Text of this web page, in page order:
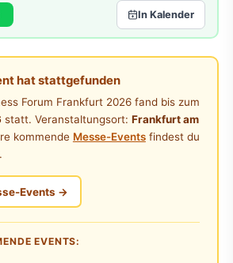
In Kalender
hat stattgefunden
Forum Frankfurt 2026 fand bis zum
statt. Veranstaltungsort: Frankfurt am
kommende Messe-Eventsfindest du
Events →
EVENTS: